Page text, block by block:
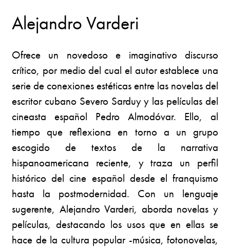
Alejandro Varderi
Ofrece un novedoso e imaginativo discurso
crítico, por medio del cual el autor establece una
serie de conexiones estéticas entre las novelas del
escritor cubano Severo Sarduy y las películas del
cineasta español Pedro Almodóvar. Ello, al
tiempo que reflexiona en torno a un grupo
escogido de textos de la narrativa
hispanoamericana reciente, y traza un perfil
histórico del cine español desde el franquismo
hasta la postmodernidad. Con un lenguaje
sugerente, Alejandro Varderi, aborda novelas y
películas, destacando los usos que en ellas se
hace de la cultura popular -música, fotonovelas,